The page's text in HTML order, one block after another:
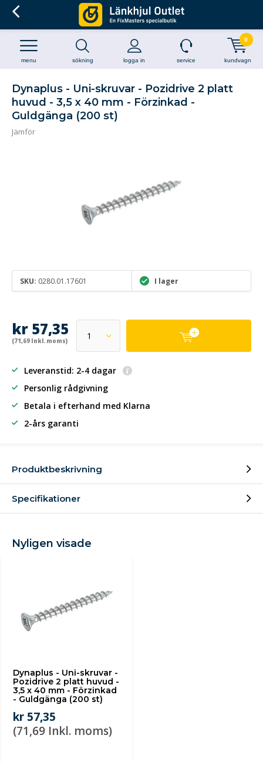
sökning logga in
menu service kundvagn
0
Dynaplus - Uni-skruvar - Pozidrive 2 platt
huvud - 3,5 x 40 mm - Förzinkad -
Guldgänga (200 st)
Jämför
SKU: 0280.01.17601 I lager
kr 57,35
(71,69 Inkl. moms)
Leveranstid: 2-4 dagar
Personlig rådgivning
Betala i efterhand med Klarna
2-års garanti
Produktbeskrivning
Specifikationer
Nyligen visade
Dynaplus - Uni-skruvar -
Pozidrive 2 platt huvud -
3,5 x 40 mm - Förzinkad
- Guldgänga (200 st)
kr 57,35
(71,69 Inkl. moms)